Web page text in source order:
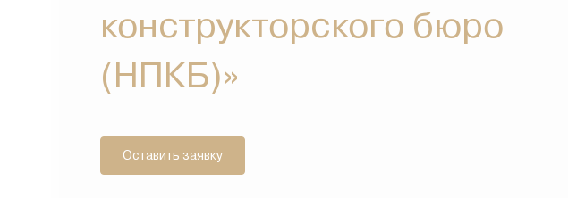
конструкторского бюро
(НПКБ)»
Оставить заявку